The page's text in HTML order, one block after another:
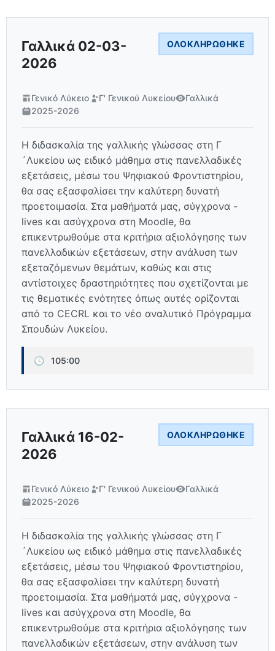
Γαλλικά 02-03-
2026
ΟΛΟΚΛΗΡΏΘΗΚΕ
Γενικό Λύκειο Γ' Γενικού Λυκείου
Γαλλικά
2025-2026
Η διδασκαλία της γαλλικής γλώσσας στη Γ
´Λυκείου ως ειδικό μάθημα στις πανελλαδικές
εξετάσεις, μέσω του Ψηφιακού Φροντιστηρίου,
θα σας εξασφαλίσει την καλύτερη δυνατή
προετοιμασία. Στα μαθήματά μας, σύγχρονα -
lives και ασύγχρονα στη Moodle, θα
επικεντρωθούμε στα κριτήρια αξιολόγησης των
πανελλαδικών εξετάσεων, στην ανάλυση των
εξεταζόμενων θεμάτων, καθώς και στις
αντίστοιχες δραστηριότητες που σχετίζονται με
τις θεματικές ενότητες όπως αυτές ορίζονται
από το CECRL και το νέο αναλυτικό Πρόγραμμα
Σπουδών Λυκείου.
🕒 105:00
Γαλλικά 16-02-
2026
ΟΛΟΚΛΗΡΏΘΗΚΕ
Γενικό Λύκειο Γ' Γενικού Λυκείου
Γαλλικά
2025-2026
Η διδασκαλία της γαλλικής γλώσσας στη Γ
´Λυκείου ως ειδικό μάθημα στις πανελλαδικές
εξετάσεις, μέσω του Ψηφιακού Φροντιστηρίου,
θα σας εξασφαλίσει την καλύτερη δυνατή
προετοιμασία. Στα μαθήματά μας, σύγχρονα -
lives και ασύγχρονα στη Moodle, θα
επικεντρωθούμε στα κριτήρια αξιολόγησης των
πανελλαδικών εξετάσεων, στην ανάλυση των